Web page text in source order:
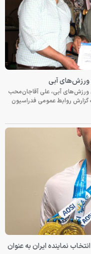
ورزش‌های آبی
آبی، علی آقاجان‌محب
روابط عمومی فدراسیون
نماینده ایران به عنوان